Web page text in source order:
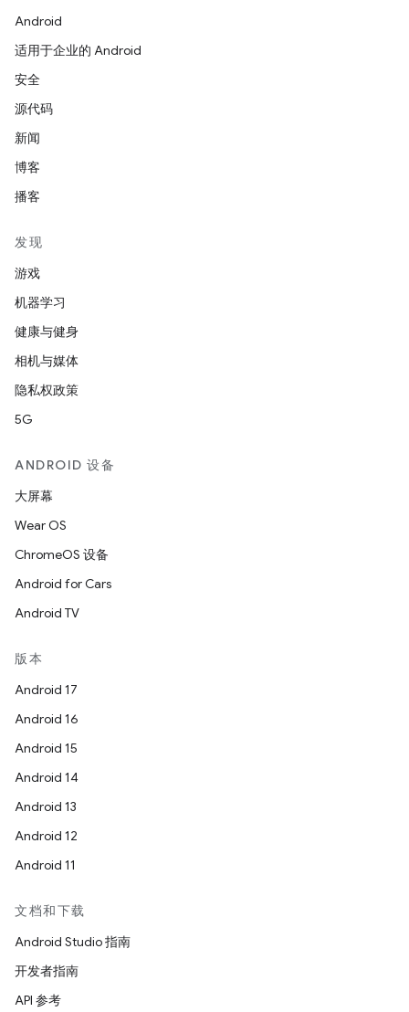
Android
适用于企业的 Android
安全
源代码
新闻
博客
播客
发现
游戏
机器学习
健康与健身
相机与媒体
隐私权政策
5G
ANDROID 设备
大屏幕
Wear OS
ChromeOS 设备
Android for Cars
Android TV
版本
Android 17
Android 16
Android 15
Android 14
Android 13
Android 12
Android 11
文档和下载
Android Studio 指南
开发者指南
API 参考